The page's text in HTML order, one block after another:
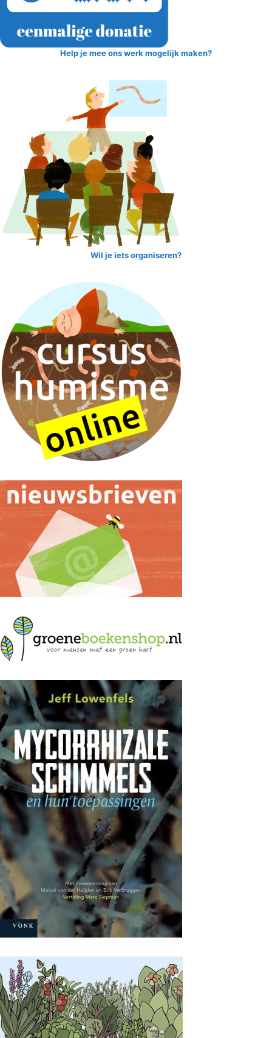
Help je mee ons werk mogelijk maken?
Wil je iets organiseren?